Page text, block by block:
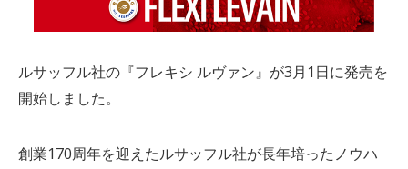
ルサッフル社の『フレキシ ルヴァン』が3月1日に発売を
開始しました。
創業170周年を迎えたルサッフル社が長年培ったノウハ